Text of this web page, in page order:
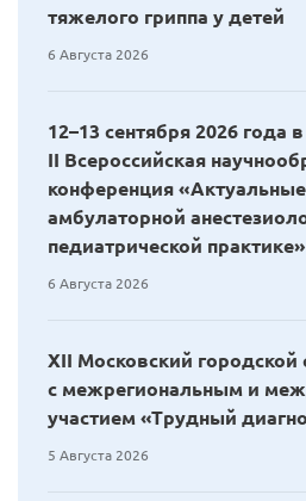
тяжелого гриппа у детей
6 Августа 2026
12–13 сентября 2026 года
II Всероссийская
конференция
амбулаторной
педиатрической практике»
6 Августа 2026
XII Московский городской
с межрегиональным и
участием «Трудный
5 Августа 2026